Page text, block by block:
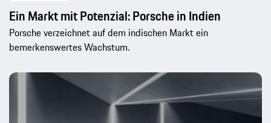
Ein Markt mit Potenzial: Porsche in Indien
Porsche verzeichnet auf dem indischen Markt ein
bemerkenswertes Wachstum.